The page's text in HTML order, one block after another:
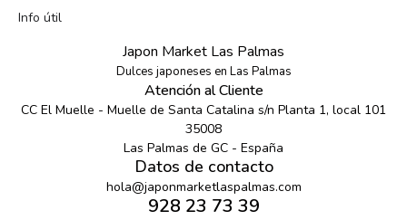
Info útil
Japon Market Las Palmas
Dulces japoneses en Las Palmas
Atención al Cliente
CC El Muelle - Muelle de Santa Catalina s/n Planta 1, local 101
35008
Las Palmas de GC - España
Datos de contacto
hola@japonmarketlaspalmas.com
928 23 73 39